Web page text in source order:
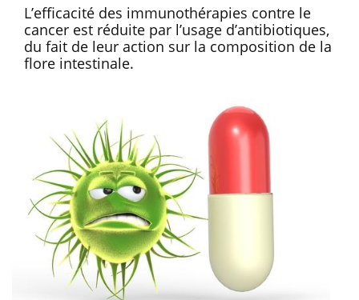
L’efficacité des immunothérapies contre le
cancer est réduite par l’usage d’antibiotiques,
du fait de leur action sur la composition de la
flore intestinale.